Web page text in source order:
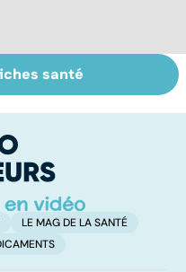
: la prise
charge des
santé
LE MAG DE LA SANTÉ